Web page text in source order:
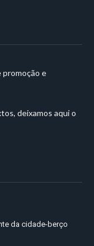
promoção e
deixamos aqui o
da cidade-berço